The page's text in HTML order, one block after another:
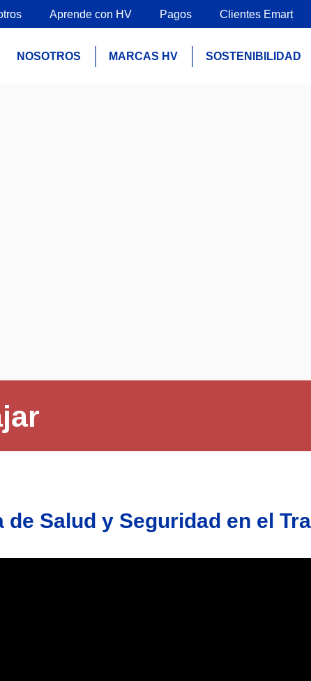
Aprende con HV Pagos Clientes Emart
NOSOTROS MARCAS HV SOSTENIBILIDAD
Salud y Seguridad en el